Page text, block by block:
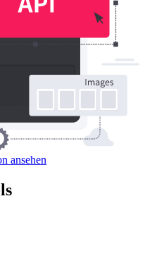
ansehen